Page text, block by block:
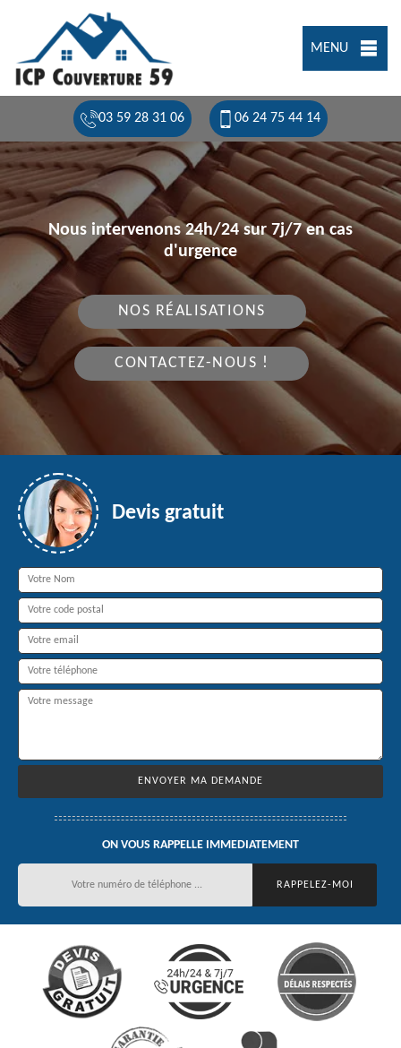
MENU
03 59 28 31 06 06 24 75 44 14
Nous intervenons 24h/24 sur 7j/7 en cas
d'urgence
NOS RÉALISATIONS
CONTACTEZ-NOUS !
Devis gratuit
ON VOUS RAPPELLE IMMEDIATEMENT